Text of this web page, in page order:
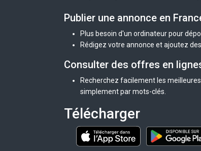
Publier une annonce en
Plus besoin d'un ordinateur pour
Rédigez votre annonce et ajoutez
Consulter des offres en
Recherchez facilement les
simplement par mots-clés.
Télécharger